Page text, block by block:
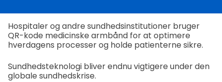
Hospitaler og andre sundhedsinstitutioner bruger
QR-kode medicinske armbånd for at optimere
hverdagens processer og holde patienterne sikre.
Sundhedsteknologi bliver endnu vigtigere under den
globale sundhedskrise.